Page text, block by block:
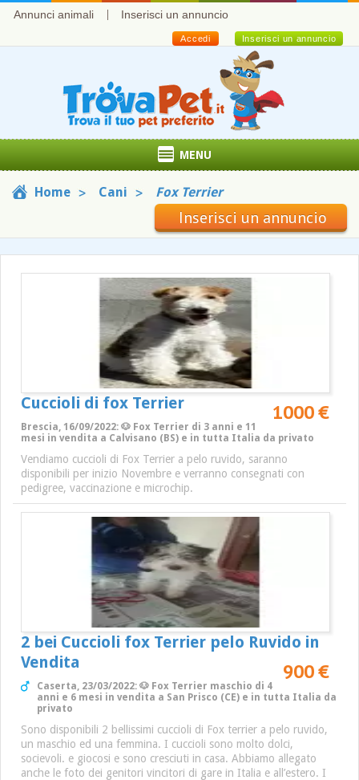
Annunci animali Inserisci un annuncio
Inserisci un annuncio
Accedi
MENU
Home Cani Fox Terrier
Inserisci un annuncio
Cuccioli di fox Terrier 1000 €
Brescia, 16/09/2022: 🐶 Fox Terrier di 3 anni e 11
mesi in vendita a Calvisano (BS) e in tutta Italia da privato
Vendiamo cuccioli di Fox Terrier a pelo ruvido, saranno
disponibili per inizio Novembre e verranno consegnati con
pedigree, vaccinazione e microchip.
2 bei Cuccioli fox Terrier pelo Ruvido in
Vendita
900 €
Caserta, 23/03/2022: 🐶 Fox Terrier maschio di 4
anni e 6 mesi in vendita a San Prisco (CE) e in tutta Italia da
privato
Sono disponibili 2 bellissimi cuccioli di Fox terrier a pelo ruvido,
un maschio ed una femmina. I cuccioli sono molto dolci,
socievoli. e giocosi e sono cresciuti in casa. Abbiamo allegato
anche le foto dei genitori vincitori di gare in Italia e all’estero. I